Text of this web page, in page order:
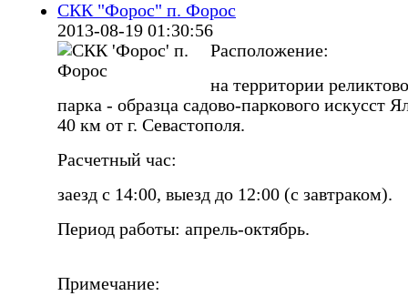
СКК "Форос" п. Форос
2013-08-19 01:30:56
Расположение:
на территории
парка - образца садово-паркового искусст
40 км от г. Севастополя.
Расчетный час:
заезд с 14:00, выезд до 12:00 (с завтраком).
Период работы: апрель-октябрь.
Примечание: